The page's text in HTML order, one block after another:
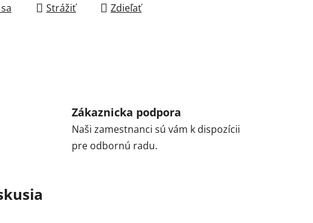
Strážiť Zdieľať
Zákaznicka podpora
Naši zamestnanci sú vám k dispozícii
pre odbornú radu.